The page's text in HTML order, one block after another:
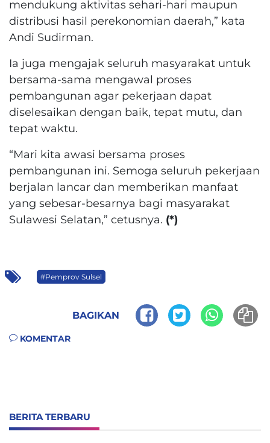
mendukung aktivitas sehari-hari maupun
distribusi hasil perekonomian daerah,” kata
Andi Sudirman.
Ia juga mengajak seluruh masyarakat untuk
bersama-sama mengawal proses
pembangunan agar pekerjaan dapat
diselesaikan dengan baik, tepat mutu, dan
tepat waktu.
“Mari kita awasi bersama proses
pembangunan ini. Semoga seluruh pekerjaan
berjalan lancar dan memberikan manfaat
yang sebesar-besarnya bagi masyarakat
Sulawesi Selatan,” cetusnya. (*)
#Pemprov Sulsel
BAGIKAN
KOMENTAR
BERITA TERBARU